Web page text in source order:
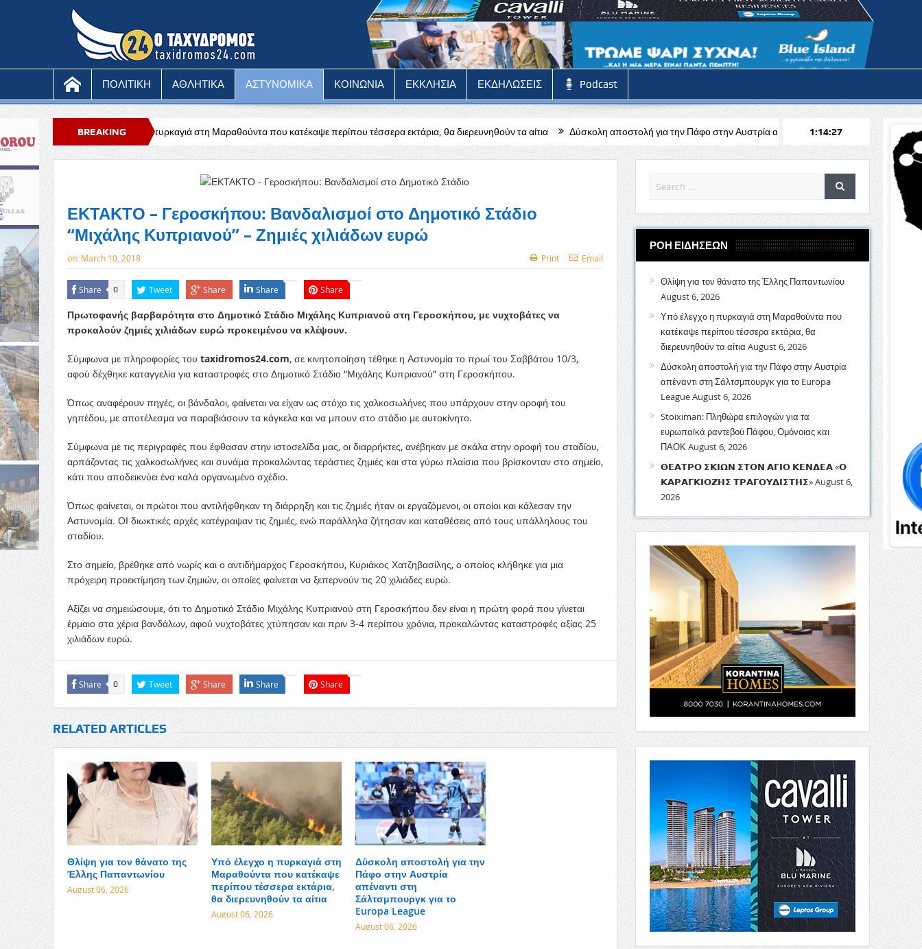
ΠΟΛΙΤΙΚΗ ΑΘΛΗΤΙΚΑ ΑΣΤΥΝΟΜΙΚΑ ΚΟΙΝΩΝΙΑ ΕΚΚΛΗΣΙΑ ΕΚΔΗΛΩΣΕΙΣ Podcast
BREAKING
NEWS
Υπό έλεγχο η πυρκαγιά στη Μαραθούντα που κατέκαψε περίπου τέσσερα εκτάρια, θα διερευνηθούν τα αίτια Δύσκολη αποστολή για την Πάφο στην Αυστρία απέναντι στη Σάλτσμπουργκ για το Europa League
1:14:29
ΕΚΤΑΚΤΟ – Γεροσκήπου: Βανδαλισμοί στο Δημοτικό Στάδιο
“Μιχάλης Κυπριανού” – Ζημιές χιλιάδων ευρώ
on: March 10, 2018 Print Email
Share 0 Tweet Share Share Share
Πρωτοφανής βαρβαρότητα στο Δημοτικό Στάδιο Μιχάλης Κυπριανού στη Γεροσκήπου, με νυχτοβάτες να
προκαλούν ζημιές χιλιάδων ευρώ προκειμένου να κλέψουν.
Σύμφωνα με πληροφορίες του taxidromos24.com, σε κινητοποίηση τέθηκε η Αστυνομία το πρωί του Σαββάτου 10/3,
αφού δέχθηκε καταγγελία για καταστροφές στο Δημοτικό Στάδιο “Μιχάλης Κυπριανού” στη Γεροσκήπου.
Όπως αναφέρουν πηγές, οι βάνδαλοι, φαίνεται να είχαν ως στόχο τις χαλκοσωλήνες που υπάρχουν στην οροφή του
γηπέδου, με αποτέλεσμα να παραβιάσουν τα κάγκελα και να μπουν στο στάδιο με αυτοκίνητο.
Σύμφωνα με τις περιγραφές που έφθασαν στην ιστοσελίδα μας, οι διαρρήκτες, ανέβηκαν με σκάλα στην οροφή του σταδίου,
αρπάζοντας τις χαλκοσωλήνες και συνάμα προκαλώντας τεράστιες ζημιές και στα γύρω πλαίσια που βρίσκονταν στο σημείο,
κάτι που αποδεικνύει ένα καλά οργανωμένο σχέδιο.
Όπως φαίνεται, οι πρώτοι που αντιλήφθηκαν τη διάρρηξη και τις ζημιές ήταν οι εργαζόμενοι, οι οποίοι και κάλεσαν την
Αστυνομία. ΟΙ διωκτικές αρχές κατέγραψαν τις ζημιές, ενώ παράλληλα ζήτησαν και καταθέσεις από τους υπάλληλους του
σταδίου.
Στο σημείο, βρέθηκε από νωρίς και ο αντιδήμαρχος Γεροσκήπου, Κυριάκος Χατζηβασίλης, ο οποίος κλήθηκε για μια
πρόχειρη προεκτίμηση των ζημιών, οι οποίες φαίνεται να ξεπερνούν τις 20 χιλιάδες ευρώ.
Αξίζει να σημειώσουμε, ότι το Δημοτικό Στάδιο Μιχάλης Κυπριανού στη Γεροσκήπου δεν είναι η πρώτη φορά που γίνεται
έρμαιο στα χέρια βανδάλων, αφού νυχτοβάτες χτύπησαν και πριν 3-4 περίπου χρόνια, προκαλώντας καταστροφές αξίας 25
χιλιάδων ευρώ.
Share 0 Tweet Share Share Share
RELATED ARTICLES
Θλίψη για τον θάνατο της
Έλλης Παπαντωνίου
August 06, 2026
Υπό έλεγχο η πυρκαγιά στη
Μαραθούντα που κατέκαψε
περίπου τέσσερα εκτάρια,
θα διερευνηθούν τα αίτια
August 06, 2026
Δύσκολη αποστολή για την
Πάφο στην Αυστρία
απέναντι στη
Σάλτσμπουργκ για το
Europa League
August 06, 2026
ΡΟΗ ΕΙΔΗΣΕΩΝ
Θλίψη για τον θάνατο της Έλλης Παπαντωνίου
August 6, 2026
Υπό έλεγχο η πυρκαγιά στη Μαραθούντα που
κατέκαψε περίπου τέσσερα εκτάρια, θα
διερευνηθούν τα αίτια August 6, 2026
Δύσκολη αποστολή για την Πάφο στην Αυστρία
απέναντι στη Σάλτσμπουργκ για το Europa
LeagueAugust 6, 2026
Stoiximan: Πληθώρα επιλογών για τα
ευρωπαϊκά ραντεβού Πάφου, Ομόνοιας και
ΠΑΟΚAugust 6, 2026
𝝝𝝚𝝖𝝩𝝦𝝤 𝝨𝝟𝝞𝝮𝝢 𝝨𝝩𝝤𝝢 𝝖𝝘𝝞𝝤 𝝟𝝚𝝢𝝙𝝚𝝖 «𝝤
𝝟𝝖𝝦𝝖𝝘𝝟𝝞𝝤𝝛𝝜𝝨 𝝩𝝦𝝖𝝘𝝤𝝪𝝙𝝞𝝨𝝩𝝜𝝨»August 6,
2026